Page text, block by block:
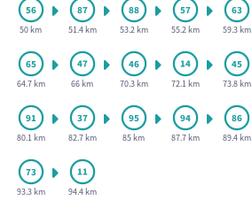
50 km 51.4 km 53.2 km 55.2 km 59.3 km
64.7 km 66 km 70.3 km 72.1 km 73.8 km
80.1 km 82.7 km 85 km 87.7 km 89.4 km
93.3 km 94.4 km